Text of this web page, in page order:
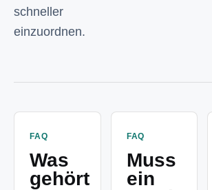
schneller
einzuordnen.
FAQ
Was
gehört
FAQ
Muss
ein